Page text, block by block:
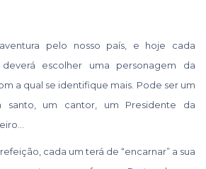
pelo nosso país, e hoje cada
escolher uma personagem da
a qual se identifique mais. Pode ser um
santo, um cantor, um Presidente da
cada um terá de “encarnar” a sua